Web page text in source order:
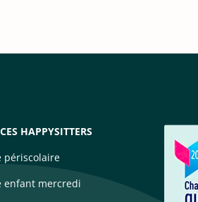
HAPPYSITTERS
périscolaire
enfant mercredi